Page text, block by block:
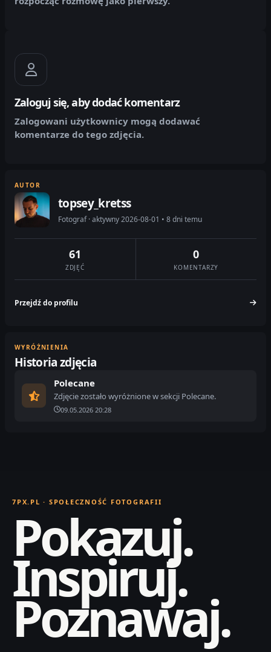
Zaloguj się, aby dodać komentarz
Zalogowani użytkownicy mogą dodawać
komentarze do tego zdjęcia.
AUTOR
topsey_kretss
Fotograf · aktywny 2026-08-01 • 8 dni temu
61
ZDJĘĆ
0
KOMENTARZY
Przejdź do profilu
WYRÓŻNIENIA
Historia zdjęcia
Polecane
Zdjęcie zostało wyróżnione w sekcji Polecane.
09.05.2026 20:28
7PX.PL · SPOŁECZNOŚĆ FOTOGRAFII
Pokazuj.
Inspiruj.
Poznawaj.